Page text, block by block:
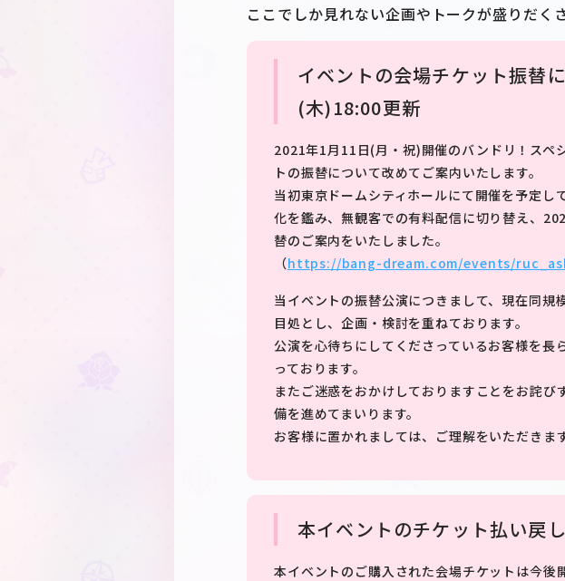
ここでしか見れない企画やトークが盛りだく
イベントの会場チケット振
(木)18:00更新
2021年1月11日(月・祝)開催のバンドリ！スペ
トの振替について改めてご案内いたします。
当初東京ドームシティホールにて開催を予定
化を鑑み、無観客での有料配信に切り替え、
替のご案内をいたしました。
（https://bang-dream.com/events/
当イベントの振替公演につきまして、現在同
目処とし、企画・検討を重ねております。
公演を心待ちにしてくださっているお客様を長
っております。
またご迷惑をおかけしておりますことをお詫
備を進めてまいります。
お客様に置かれましては、ご理解をいただきま
本イベントのチケット払い
本イベントのご購入された会場チケットは今後